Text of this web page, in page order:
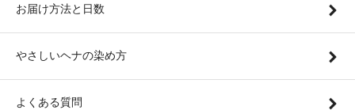
お届け方法と日数
やさしいヘナの染め方
よくある質問